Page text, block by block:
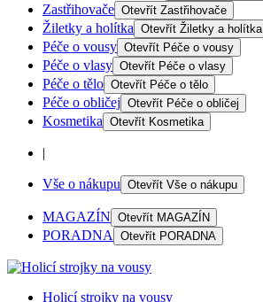
Zastřihovače Otevřít Zastřihovače
Žiletky a holítka Otevřít Žiletky a holítka
Péče o vousy Otevřít Péče o vousy
Péče o vlasy Otevřít Péče o vlasy
Péče o tělo Otevřít Péče o tělo
Péče o obličej Otevřít Péče o obličej
Kosmetika Otevřít Kosmetika
|
Vše o nákupu Otevřít Vše o nákupu
MAGAZÍN Otevřít MAGAZÍN
PORADNA Otevřít PORADNA
Holicí strojky na vousy